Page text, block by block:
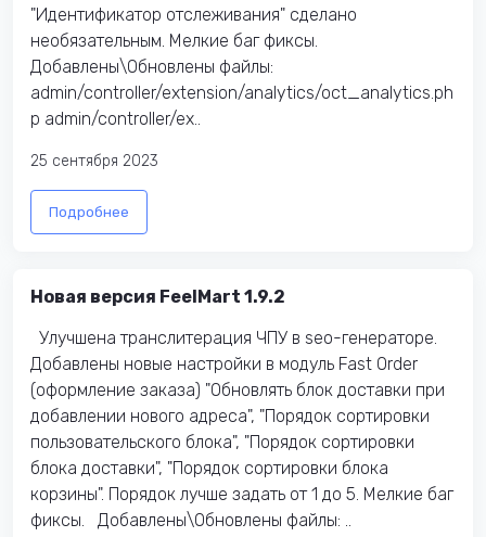
"Идентификатор отслеживания" сделано
необязательным. Мелкие баг фиксы.
Добавлены\Обновлены файлы:
admin/controller/extension/analytics/oct_analytics.ph
p admin/controller/ex..
25 сентября 2023
Подробнее
Новая версия FeelMart 1.9.2
Улучшена транслитерация ЧПУ в seo-генераторе.
Добавлены новые настройки в модуль Fast Order
(оформление заказа) "Обновлять блок доставки при
добавлении нового адреса", "Порядок сортировки
пользовательского блока", "Порядок сортировки
блока доставки", "Порядок сортировки блока
корзины". Порядок лучше задать от 1 до 5. Мелкие баг
фиксы. Добавлены\Обновлены файлы: ..